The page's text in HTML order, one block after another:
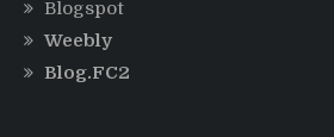
Blogspot
Weebly
Blog.FC2